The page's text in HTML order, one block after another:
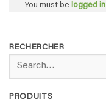
You must be logged in
RECHERCHER
for:
PRODUITS